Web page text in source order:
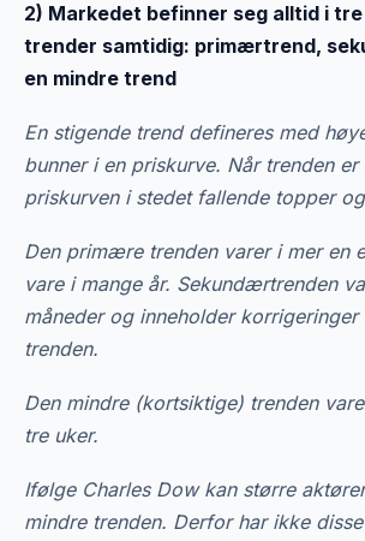
2) Markedet befinner seg alltid i
trender samtidig: primærtrend,
en mindre trend
En stigende trend defineres med
bunner i en priskurve. Når trenden
priskurven i stedet fallende topper
Den primære trenden varer i mer en
vare i mange år. Sekundærtrenden
måneder og inneholder
trenden.
Den mindre (kortsiktige) trenden
tre uker.
Ifølge Charles Dow kan større
mindre trenden. Derfor har ikke